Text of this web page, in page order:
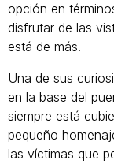
opción en
disfrutar de las
está de más.
Una de sus
en la base del
siempre está
pequeño
las víctimas que